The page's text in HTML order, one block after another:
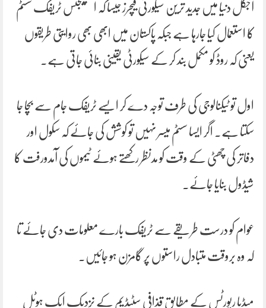
آجکل دنیا میں جدید ترین سیکورٹی فیچرز جیسا کہ اںٹیلیجنس ٹریفک سسٹم
کا استعمال کیا جارہا ہے جبکہ پاکستان میں ابھی بھی روایتی طریقوں
یعنی کہ روڈ کو مکمل بند کر کے سیکورٹی یقینی بنائی جاتی ہے۔
اول تو ٹیکنالوجی کی طرف توجہ دے کر ایسے ٹریفک جام سے بچا جا
سکتا ہے۔ اگر ایسا سسٹم میسر نہیں تو کوشش کی جائے کہ سکول اور
دفاتر کی چھٹی کے وقت کو مدنظر رکھتے ہوئے ٹیموں کی آمدورفت کا
شیڈول بنایا جائے۔
عوام کو درست طریقے سے ٹریفک بارے معلومات دی جائے تا
کہ وہ بروقت متبادل راستوں پر گامزن ہو جائیں۔
میڈیا رپورٹس کے مطابق قذافی سٹیڈیم کے نزدیک ایک ہوٹل